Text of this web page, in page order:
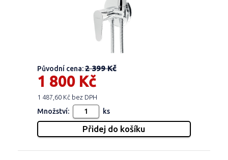
Původní cena:2 399 Kč
1 800 Kč
1 487,60 Kč bez DPH
Množství: ks